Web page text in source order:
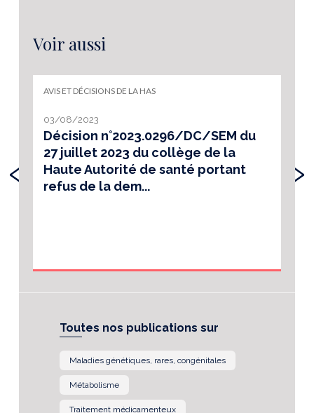
Voir aussi
AVIS ET DÉCISIONS DE LA HAS
03/08/2023
Décision n°2023.0296/DC/SEM du
27 juillet 2023 du collège de la
Haute Autorité de santé portant
refus de la dem...
‹ ›
Toutes nos publications sur
Maladies génétiques, rares, congénitales
Métabolisme
Traitement médicamenteux